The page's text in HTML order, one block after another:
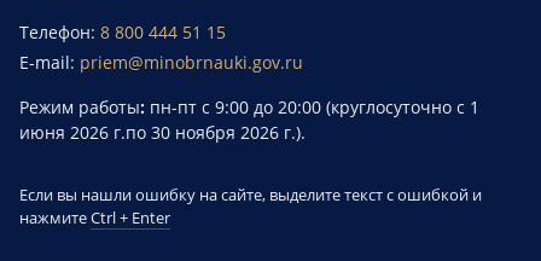
Телефон: 8 800 444 51 15
E-mail: priem@minobrnauki.gov.ru
Режим работы: пн-пт с 9:00 до 20:00 (круглосуточно с 1
июня 2026 г.по 30 ноября 2026 г.).
Если вы нашли ошибку на сайте, выделите текст с ошибкой и
нажмитеCtrl + Enter